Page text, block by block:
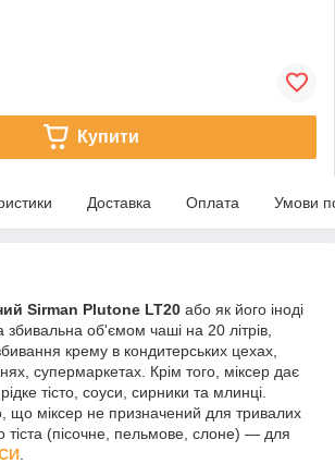
Купити
Доставка Оплата Умови
Sirman Plutone LT20 або як його іноді
об'ємом чаші на 20 літрів,
крему в кондитерських цехах,
супермаркетах. Крім того, міксер дає
тісто, соуси, сирники та млинці.
що міксер не призначений для тривалих
тіста (пісочне, пельмове, слоне) — для